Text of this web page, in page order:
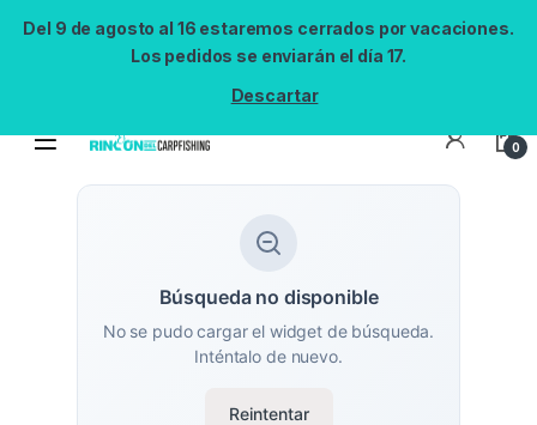
Del 9 de agosto al 16 estaremos cerrados por vacaciones.
Los pedidos se enviarán el día 17.
Descartar
0
Búsqueda no disponible
No se pudo cargar el widget de búsqueda.
Inténtalo de nuevo.
Reintentar